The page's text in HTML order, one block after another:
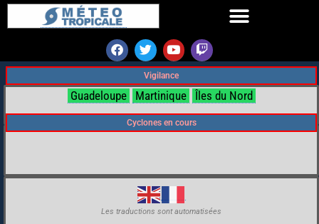
Vigilance
Guadeloupe Martinique Îles du Nord
Cyclones en cours
Les traductions sont automatisées